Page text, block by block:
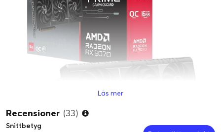
Läs mer
Recensioner (33)
Snittbetyg